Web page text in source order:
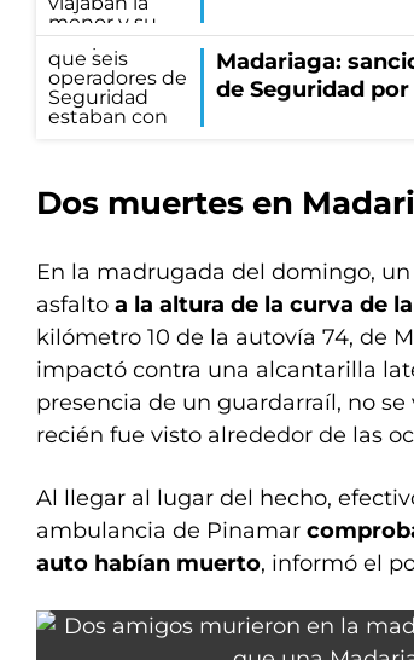
Madariaga:
de Seguridad
Dos muertes en
En la madrugada del domingo,
asfalto a la altura de la curva de
kilómetro 10 de la autovía 74, de
impactó contra una alcantarilla
presencia de un guardarraíl, no
recién fue visto alrededor de las
Al llegar al lugar del hecho,
ambulancia de Pinamar
auto habían muerto, informó el